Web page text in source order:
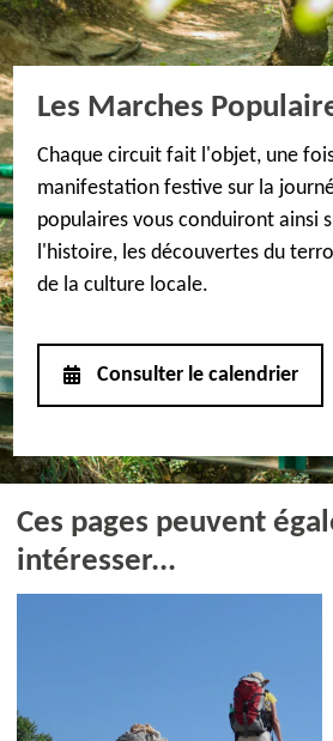
Les Marches
Chaque circuit fait l'objet, une
manifestation festive sur la
populaires vous conduiront ainsi
l'histoire, les découvertes du
de la culture locale.
Consulter le calendrier
Ces pages peuvent
intéresser...